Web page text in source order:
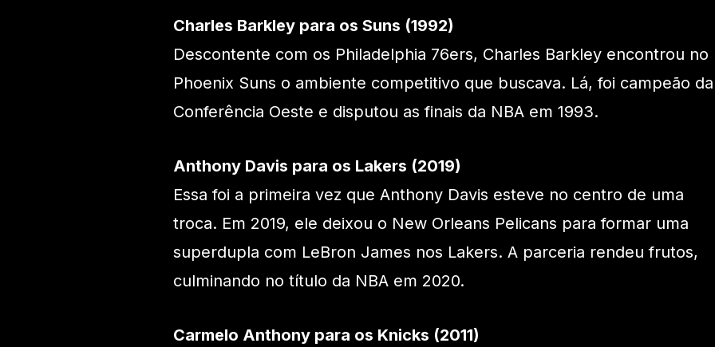
Charles Barkley para os Suns (1992)
Descontente com os Philadelphia 76ers, Charles Barkley encontrou no
Phoenix Suns o ambiente competitivo que buscava. Lá, foi campeão da
Conferência Oeste e disputou as finais da NBA em 1993.
Anthony Davis para os Lakers (2019)
Essa foi a primeira vez que Anthony Davis esteve no centro de uma
troca. Em 2019, ele deixou o New Orleans Pelicans para formar uma
superdupla com LeBron James nos Lakers. A parceria rendeu frutos,
culminando no título da NBA em 2020.
Carmelo Anthony para os Knicks (2011)